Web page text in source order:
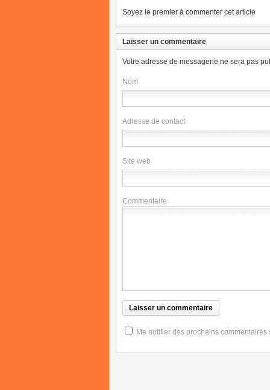
Soyez le premier à commenter cet article
Laisser un commentaire
Votre adresse de messagerie ne sera pas
Nom
Adresse de contact
Site web
Commentaire
Me notifier des prochains